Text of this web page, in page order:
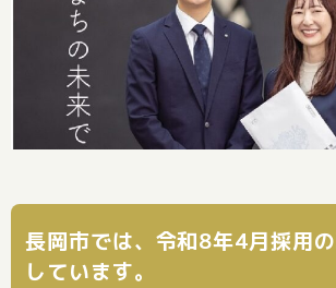
長岡市では、令和8年4月採用
しています。